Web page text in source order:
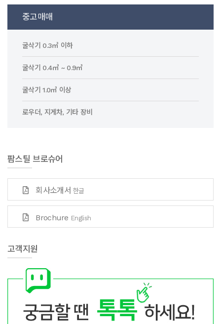
중고매매
굴삭기 0.3㎥ 이하
굴삭기 0.4㎥ ~ 0.9㎥
굴삭기 1.0㎥ 이상
로우더, 지게차, 기타 장비
팜스틸 브로슈어
회사소개서한글
Brochure English
고객지원